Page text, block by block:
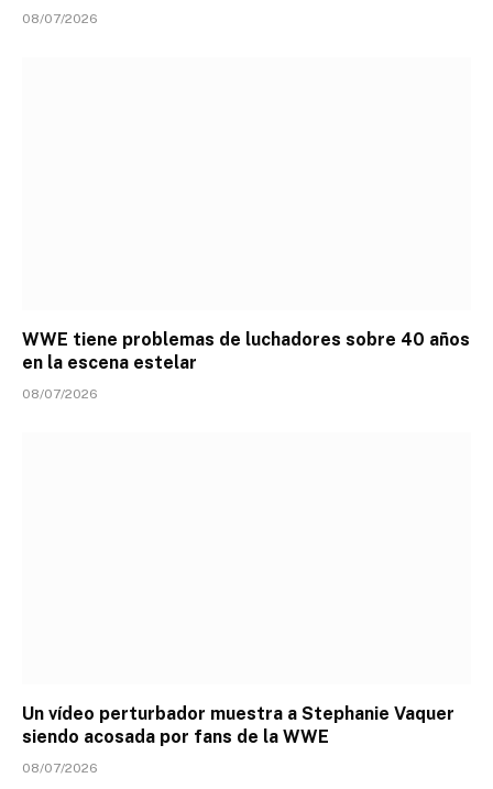
08/07/2026
WWE tiene problemas de luchadores sobre 40 años
en la escena estelar
08/07/2026
Un vídeo perturbador muestra a Stephanie Vaquer
siendo acosada por fans de la WWE
08/07/2026